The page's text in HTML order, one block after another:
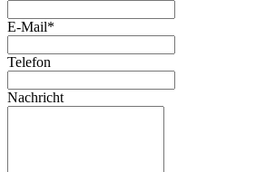
E-Mail*
Telefon
Nachricht